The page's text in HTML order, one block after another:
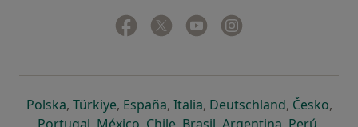
Facebook
yeni bir sekmede açılır
Twitter
yeni bir sekmede açılır
Youtube
yeni bir sekmede açılır
Polskayeni bir sekmede açılır
, Türkiyeyeni bir sekmede açılır
, Españayeni bir sekmede açılır
, Italiayeni bir sekmede açılır
, Deutschlandyeni bir
, Českoyeni
,
yeni bir sekmede açılır
yeni bir sekmede açılır
yeni bir sekmede açılır
yeni bir sekmede açılır
yeni bir